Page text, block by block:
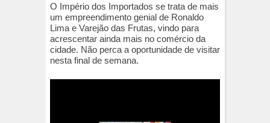
O Império dos Importados se trata de mais
um empreendimento genial de Ronaldo
Lima e Varejão das Frutas, vindo para
acrescentar ainda mais no comércio da
cidade. Não perca a oportunidade de visitar
nesta final de semana.